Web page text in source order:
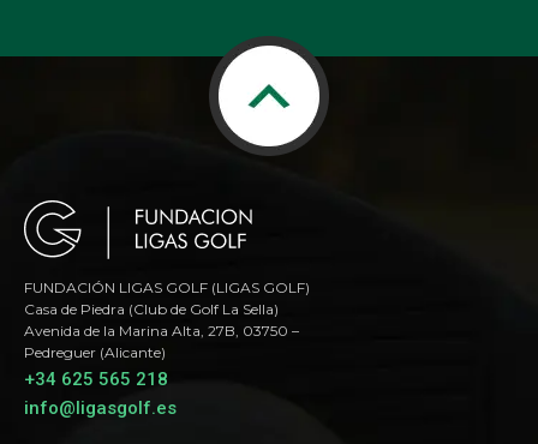
FUNDACIÓN LIGAS GOLF (LIGAS GOLF)
Casa de Piedra (Club de Golf La Sella)
Avenida de la Marina Alta, 27B, 03750 –
Pedreguer (Alicante)
+34 625 565 218
info@ligasgolf.es